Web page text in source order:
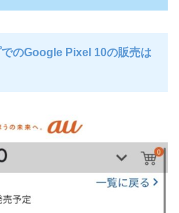
のGoogle Pixel 10の販売は